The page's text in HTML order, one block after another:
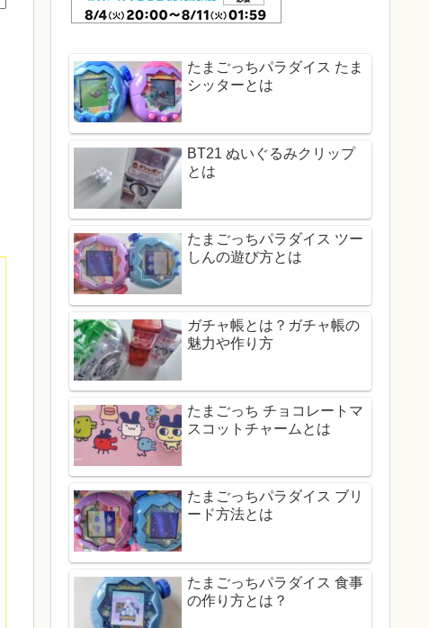
たまごっちパラダイス たま
シッターとは
BT21 ぬいぐるみクリップ
とは
たまごっちパラダイス ツー
しんの遊び方とは
ガチャ帳とは？ガチャ帳の
魅力や作り方
たまごっち チョコレートマ
スコットチャームとは
たまごっちパラダイス ブリ
ード方法とは
たまごっちパラダイス 食事
の作り方とは？